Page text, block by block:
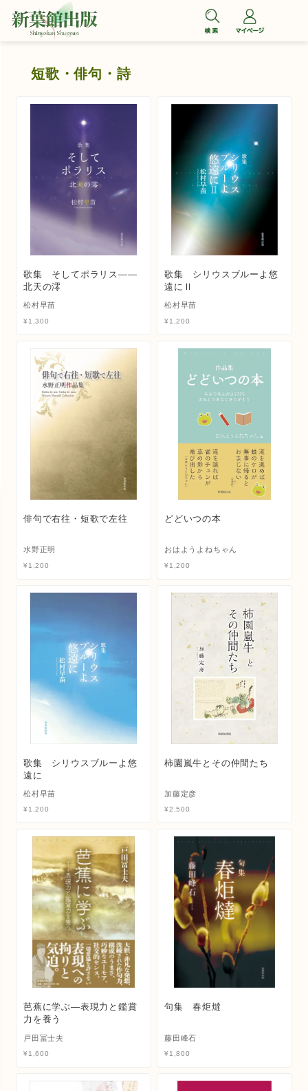
短歌・俳句・詩
歌集 そしてポラリス――
北天の澪
松村早苗
¥1,300
歌集 シリウスブルーよ悠
遠にⅡ
松村早苗
¥1,200
俳句で右往・短歌で左往
水野正明
¥1,200
どどいつの本
おはようよねちゃん
¥1,200
歌集 シリウスブルーよ悠
遠に
松村早苗
¥1,200
柿園嵐牛とその仲間たち
加藤定彦
¥2,500
芭蕉に学ぶ―表現力と鑑賞
力を養う
戸田冨士夫
¥1,600
句集 春炬燵
藤田峰石
¥1,800